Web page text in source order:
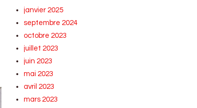
janvier 2025
septembre 2024
octobre 2023
juillet 2023
juin 2023
mai 2023
avril 2023
mars 2023